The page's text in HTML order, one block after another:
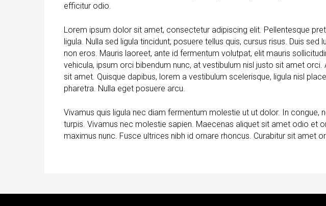
efficitur odio.
Lorem ipsum dolor sit amet, consectetur adipiscing elit. Pellentesque
ligula. Nulla sed ligula tincidunt, posuere tellus quis, cursus risus. Duis
non eros. Mauris laoreet, ante id fermentum volutpat, elit mauris
vehicula, ipsum orci bibendum nunc, at vestibulum nisl justo sit amet
sit amet. Quisque dapibus, lorem a vestibulum scelerisque, ligula nisl
pharetra. Nulla eget posuere arcu.
Vivamus quis ligula nec diam fermentum molestie ut ut dolor. In
turpis. Vivamus nec molestie sapien. Maecenas aliquet sit amet odio et
maximus nunc. Fusce ultrices nibh id ornare rhoncus. Curabitur sit amet